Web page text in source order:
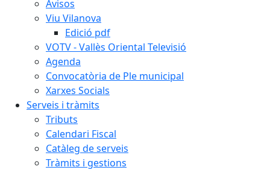
Avisos
Viu Vilanova
Edició pdf
VOTV - Vallès Oriental Televisió
Agenda
Convocatòria de Ple municipal
Xarxes Socials
Serveis i tràmits
Tributs
Calendari Fiscal
Catàleg de serveis
Tràmits i gestions